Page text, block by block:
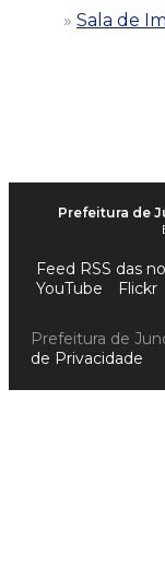
Sala de
Prefeitura de
Feed RSS das
YouTube
Flickr
Prefeitura de
de Privacidade